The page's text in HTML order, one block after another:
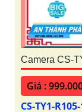
Camera CS-
Giá :
CS-TY1-